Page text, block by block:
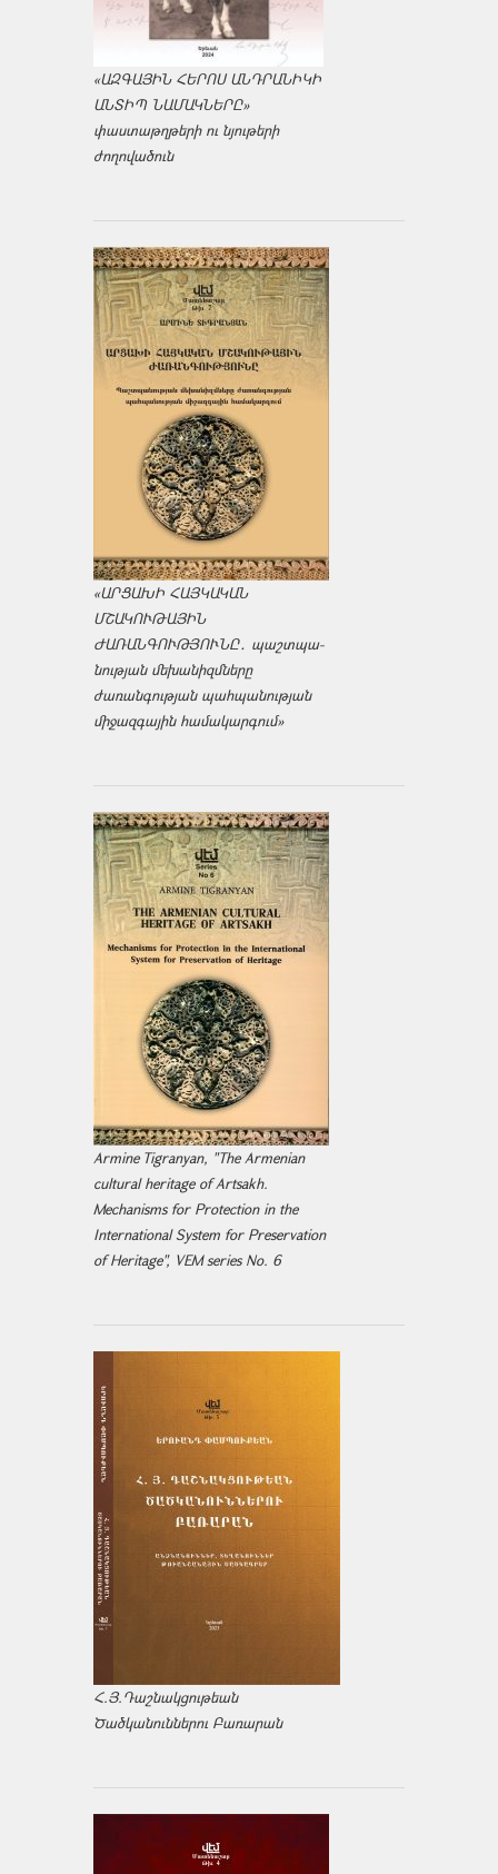
«ԱԶԳԱՅԻՆ ՀԵՐՈՍ ԱՆԴՐԱՆԻԿԻ
ԱՆՏԻՊ ՆԱՄԱԿՆԵՐԸ»
փաստաթղթերի ու նյութերի
ժողովածուն
«ԱՐՑԱԽԻ ՀԱՅԿԱԿԱՆ
ՄՇԱԿՈՒԹԱՅԻՆ
ԺԱՌԱՆԳՈՒԹՅՈՒՆԸ․ պաշտպա­
նության մեխանիզմները
ժառանգության պահպանության
միջազ­գային համակարգում»
Armine Tigranyan, "The Armenian
cultural heritage of Artsakh.
Mechanisms for Protection in the
International System for Preservation
of Heritage", VEM series No. 6
Հ.Յ.Դաշնակցութեան
Ծածկանուններու Բառարան